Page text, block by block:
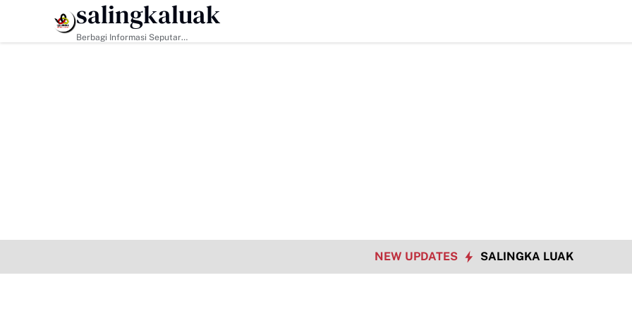
HEADLINE
salingkaluak
Berbagi Informasi Seputar
NEW UPDATES SALINGKA LUAK